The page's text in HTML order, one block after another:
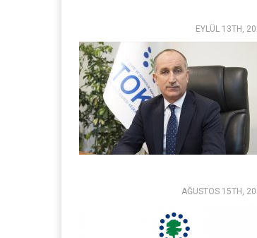
EYLÜL 13TH,
AĞUSTOS 15TH,